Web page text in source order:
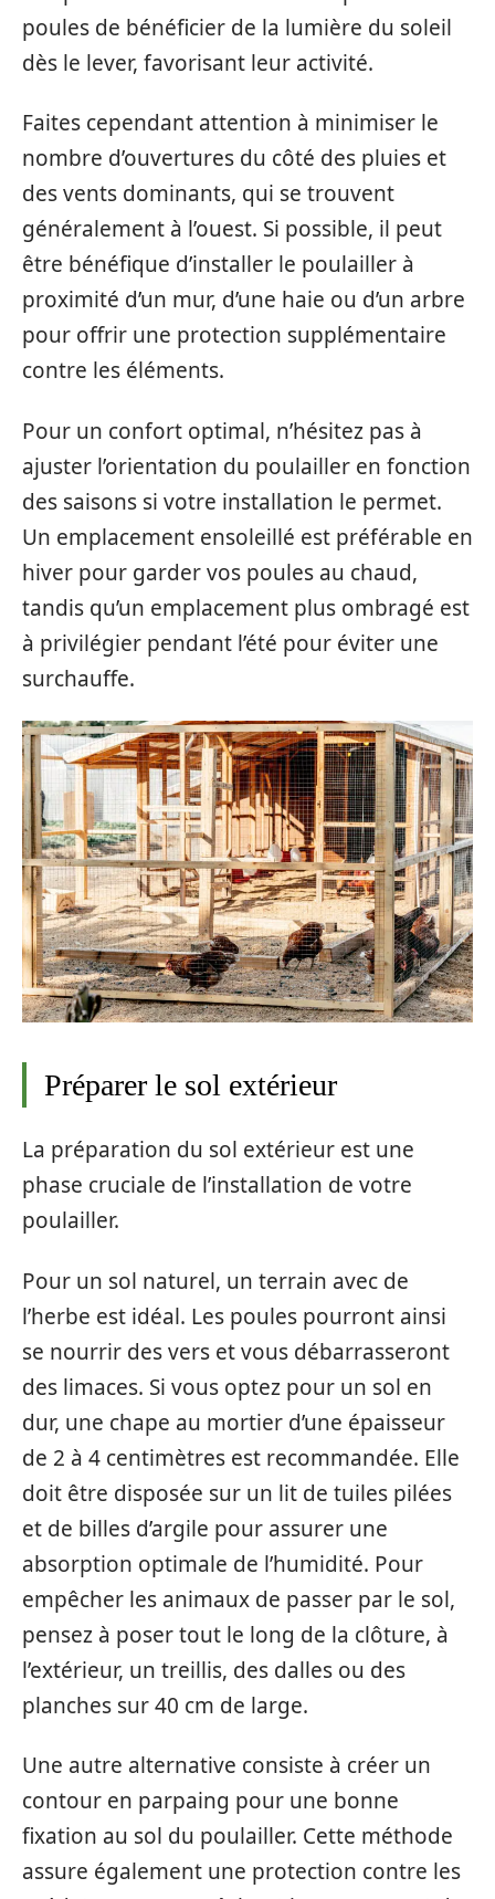
poules de bénéficier de la lumière du soleil
dès le lever, favorisant leur activité.
Faites cependant attention à minimiser le
nombre d’ouvertures du côté des pluies et
des vents dominants, qui se trouvent
généralement à l’ouest. Si possible, il peut
être bénéfique d’installer le poulailler à
proximité d’un mur, d’une haie ou d’un arbre
pour offrir une protection supplémentaire
contre les éléments.
Pour un confort optimal, n’hésitez pas à
ajuster l’orientation du poulailler en fonction
des saisons si votre installation le permet.
Un emplacement ensoleillé est préférable en
hiver pour garder vos poules au chaud,
tandis qu’un emplacement plus ombragé est
à privilégier pendant l’été pour éviter une
surchauffe.
Préparer le sol extérieur
La préparation du sol extérieur est une
phase cruciale de l’installation de votre
poulailler.
Pour un sol naturel, un terrain avec de
l’herbe est idéal. Les poules pourront ainsi
se nourrir des vers et vous débarrasseront
des limaces. Si vous optez pour un sol en
dur, une chape au mortier d’une épaisseur
de 2 à 4 centimètres est recommandée. Elle
doit être disposée sur un lit de tuiles pilées
et de billes d’argile pour assurer une
absorption optimale de l’humidité. Pour
empêcher les animaux de passer par le sol,
pensez à poser tout le long de la clôture, à
l’extérieur, un treillis, des dalles ou des
planches sur 40 cm de large.
Une autre alternative consiste à créer un
contour en parpaing pour une bonne
fixation au sol du poulailler. Cette méthode
assure également une protection contre les